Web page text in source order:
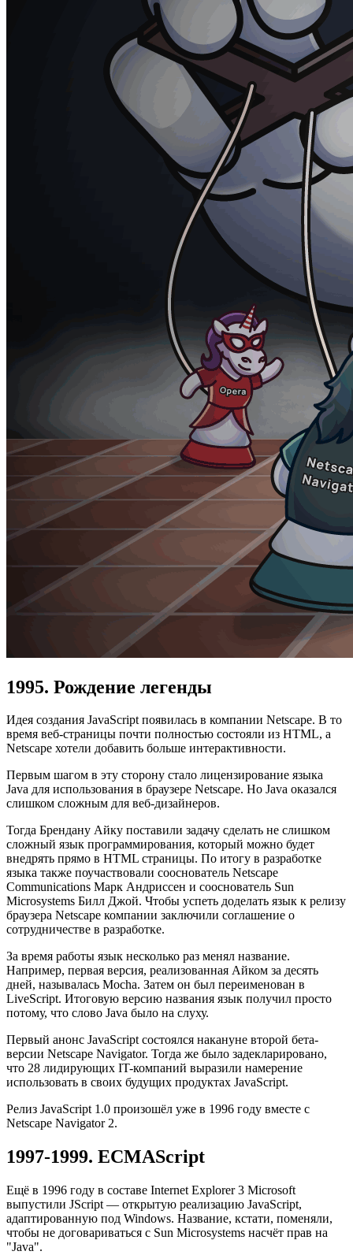
1995. Рождение легенды
Идея создания JavaScript появилась в компании Netscape. В то
время веб-страницы почти полностью состояли из HTML, а
Netscape хотели добавить больше интерактивности.
Первым шагом в эту сторону стало лицензирование языка
Java для использования в браузере Netscape. Но Java оказался
слишком сложным для веб-дизайнеров.
Тогда Брендану Айку поставили задачу сделать не слишком
сложный язык программирования, который можно будет
внедрять прямо в HTML страницы. По итогу в разработке
языка также поучаствовали сооснователь Netscape
Communications Марк Андриссен и сооснователь Sun
Microsystems Билл Джой. Чтобы успеть доделать язык к релизу
браузера Netscape компании заключили соглашение о
сотрудничестве в разработке.
За время работы язык несколько раз менял название.
Например, первая версия, реализованная Айком за десять
дней, называлась Mocha. Затем он был переименован в
LiveScript. Итоговую версию названия язык получил просто
потому, что слово Java было на слуху.
Первый анонс JavaScript состоялся накануне второй бета-
версии Netscape Navigator. Тогда же было задекларировано,
что 28 лидирующих IT-компаний выразили намерение
использовать в своих будущих продуктах JavaScript.
Релиз JavaScript 1.0 произошёл уже в 1996 году вместе с
Netscape Navigator 2.
1997-1999. ECMAScript
Ещё в 1996 году в составе Internet Explorer 3 Microsoft
выпустили JScript — открытую реализацию JavaScript,
адаптированную под Windows. Название, кстати, поменяли,
чтобы не договариваться с Sun Microsystems насчёт прав на
"Java".